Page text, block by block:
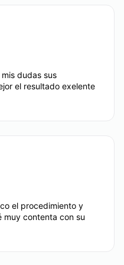
dudas sus
el resultado exelente
el procedimiento y
muy contenta con su